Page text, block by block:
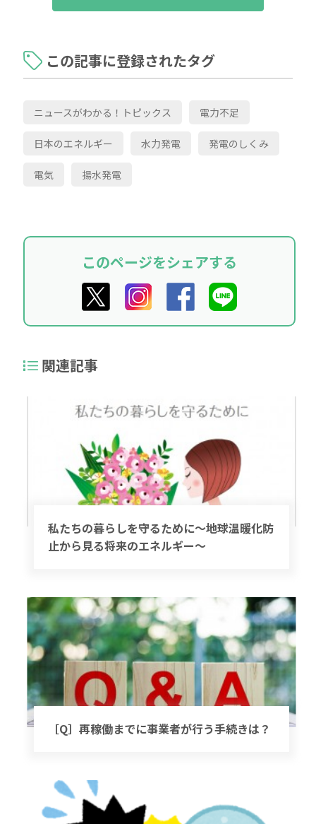
この記事に登録されたタグ
ニュースがわかる！トピックス 電力不足
日本のエネルギー 水力発電 発電のしくみ
電気 揚水発電
このページをシェアする
関連記事
私たちの暮らしを守るために～地球温暖化防
止から見る将来のエネルギー～
［Q］再稼働までに事業者が行う手続きは？